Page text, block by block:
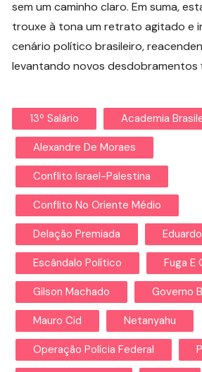
sem um caminho claro. Em suma,
trouxe à tona um retrato agitado e
cenário político brasileiro,
levantando novos desdobramentos
13º Salário Academia
Alexandre De Moraes
Conflito Israel-Palestina
Conflito No Oriente Médio
Delação Premiada
Escândalo Político Fuga E
Gilson Machado Governo
Mauro Cid Netanyahu
Operação Polícia Federal